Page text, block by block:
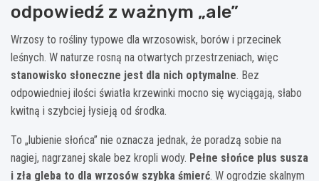
odpowiedź z ważnym „ale”
Wrzosy to rośliny typowe dla wrzosowisk, borów i przecinek
leśnych. W naturze rosną na otwartych przestrzeniach, więc
stanowisko słoneczne jest dla nich optymalne. Bez
odpowiedniej ilości światła krzewinki mocno się wyciągają, słabo
kwitną i szybciej łysieją od środka.
To „lubienie słońca” nie oznacza jednak, że poradzą sobie na
nagiej, nagrzanej skale bez kropli wody. Pełne słońce plus susza
i zła gleba to dla wrzosów szybka śmierć. W ogrodzie skalnym